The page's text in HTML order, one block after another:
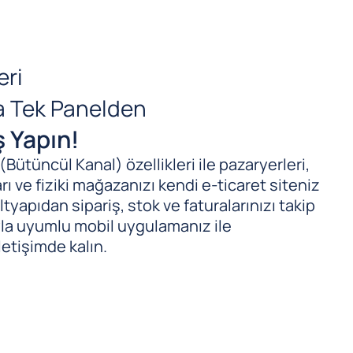
Panelden
Kanal) özellikleri ile pazaryerleri,
ve fiziki mağazanızı kendi e-ticaret siteniz
sipariş, stok ve faturalarınızı takip
uyumlu mobil uygulamanız ile
kalın.